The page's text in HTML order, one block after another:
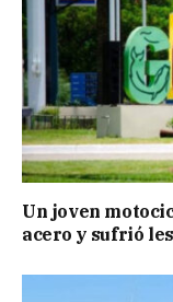
Un joven
acero y sufrió